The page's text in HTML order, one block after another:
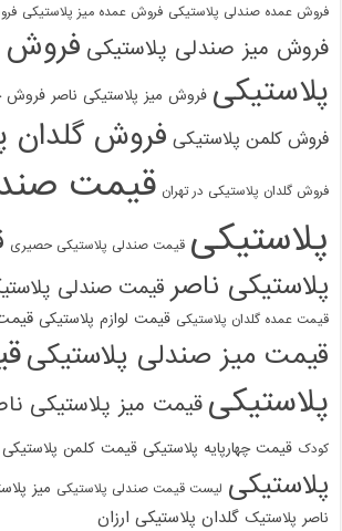
فروش عمده صندلی پلاستیکی فروش عمده میز پلاستیکی
فروش میز صندلی پلاستیکی فروش
پلاستیکی فروش میز پلاستیکی ناصر فروش
فروش کلمن پلاستیکی فروش گلدان
فروش گلدان پلاستیکی در تهران قیمت
پلاستیکی قیمت صندلی پلاستیکی حصیری
پلاستیکی ناصر قیمت صندلی
قیمت عمده گلدان پلاستیکی قیمت لوازم پلاستیکی
قیمت میز صندلی پلاستیکی
پلاستیکی قیمت میز پلاستیکی
کودک قیمت چهارپایه پلاستیکی قیمت کلمن پلاستیکی
پلاستیکی لیست قیمت صندلی پلاستیکی میز
ناصر پلاستیک گلدان پلاستیکی ارزان